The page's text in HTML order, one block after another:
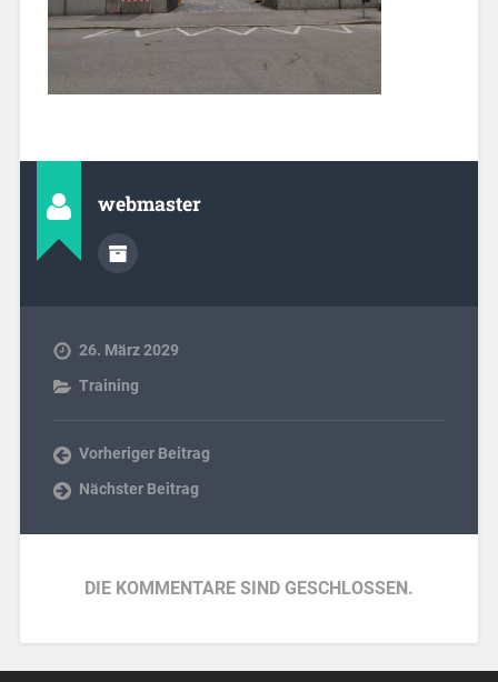
webmaster
26. März 2029
Training
Vorheriger Beitrag
Nächster Beitrag
DIE KOMMENTARE SIND GESCHLOSSEN.